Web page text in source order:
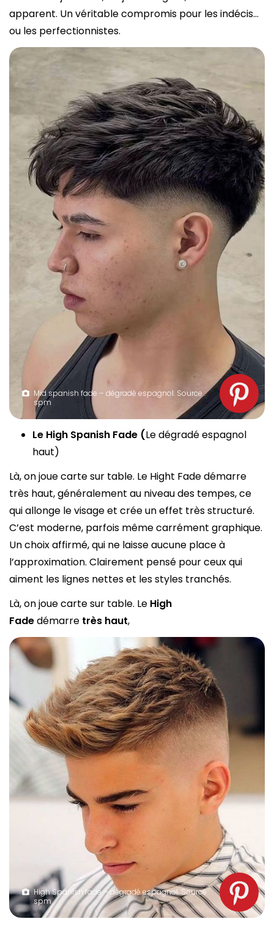
apparent. Un véritable compromis pour les indécis…
ou les perfectionnistes.
Mid spanish fade – dégradé espagnol. Source :
spm
Le High Spanish Fade (Le dégradé espagnol
haut)
Là, on joue carte sur table. Le Hight Fade démarre
très haut, généralement au niveau des tempes, ce
qui allonge le visage et crée un effet très structuré.
C’est moderne, parfois même carrément graphique.
Un choix affirmé, qui ne laisse aucune place à
l’approximation. Clairement pensé pour ceux qui
aiment les lignes nettes et les styles tranchés.
Là, on joue carte sur table. Le High
Fadedémarre très haut,
High Spanish fade – dégradé espagnol. Source :
spm